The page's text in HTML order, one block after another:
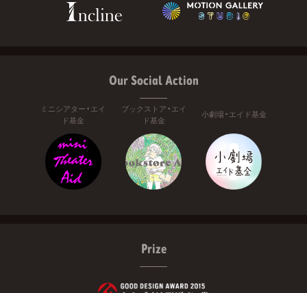
Our Social Action
ミニシアター・エイ
ド基金
ブックストア・エイ
ド基金
小劇場・エイド基金
Prize